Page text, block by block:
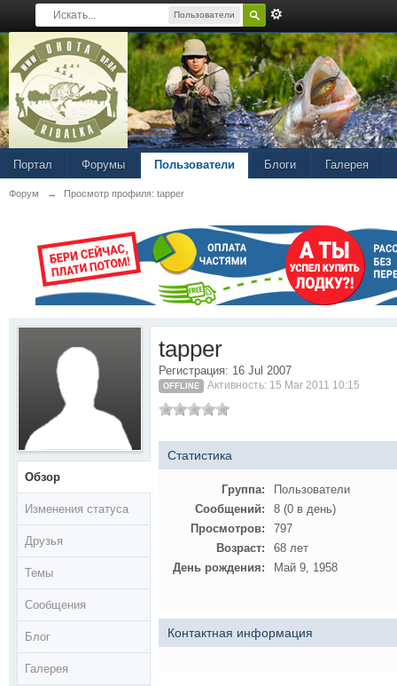
Пользователи
Портал Форумы Пользователи Блоги Галерея
Форум → Просмотр профиля: tapper
Обзор
Изменения статуса
Друзья
Темы
Сообщения
Блог
Галерея
tapper
Регистрация: 16 Jul 2007
OFFLINE Активность: 15 Mar 2011 10:15
Статистика
Группа:
Пользователи
Сообщений:
8 (0 в день)
Просмотров:
797
Возраст:
68 лет
День рождения:
Май 9, 1958
Контактная информация